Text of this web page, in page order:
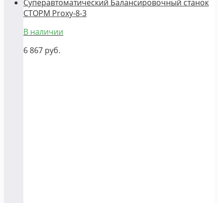
Суперавтоматический Балансировочный станок
СТОРМ Proxy-8-3
В наличии
6 867 руб.